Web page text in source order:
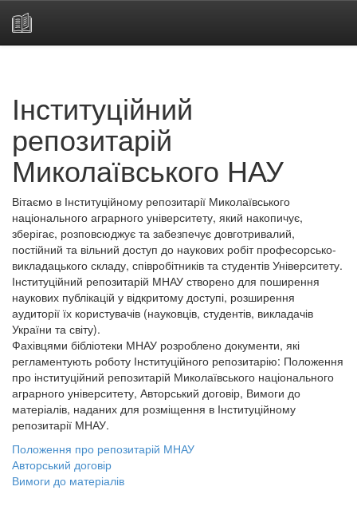
Інституційний
репозитарій
Миколаївського НАУ
Вітаємо в Інституційному репозитарії Миколаївського
національного аграрного університету, який накопичує,
зберігає, розповсюджує та забезпечує довготривалий,
постійний та вільний доступ до наукових робіт професорсько-
викладацького складу, співробітників та студентів Університету.
Інституційний репозитарій МНАУ створено для поширення
наукових публікацій у відкритому доступі, розширення
аудиторії їх користувачів (науковців, студентів, викладачів
України та світу).
Фахівцями бібліотеки МНАУ розроблено документи, які
регламентують роботу Інституційного репозитарію: Положення
про інституційний репозитарій Миколаївського національного
аграрного університету, Авторський договір, Вимоги до
матеріалів, наданих для розміщення в Інституційному
репозитарії МНАУ.
Положення про репозитарій МНАУ
Авторський договір
Вимоги до матеріалів